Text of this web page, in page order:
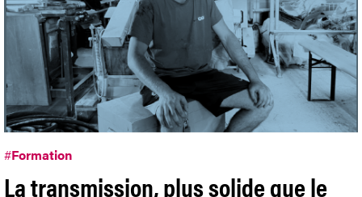
#Formation
La transmission, plus solide que le